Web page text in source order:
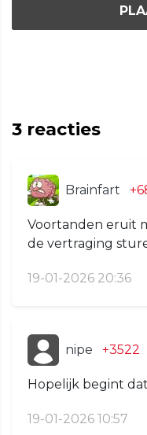
3 reacties
Brainfart
Voortanden eruit
de vertraging
19-01-2026 20:36
nipe +3522
Hopelijk begint
19-01-2026 10:57